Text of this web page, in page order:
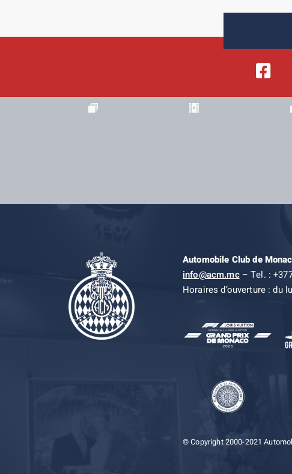
Automobile Club de
info@acm.mc– Tel. :
Horaires d’ouverture : du
© Copyright 2000-2021